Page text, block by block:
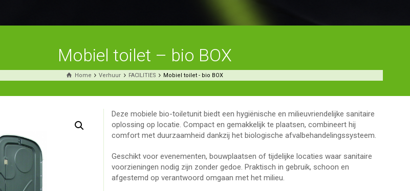
Mobiel toilet – bio BOX
Home Verhuur FACILITIES Mobiel toilet - bio BOX
Deze mobiele bio-toiletunit biedt een hygiënische en milieuvriendelijke sanitaire
oplossing op locatie. Compact en gemakkelijk te plaatsen, combineert hij
comfort met duurzaamheid dankzij het biologische afvalbehandelingssysteem.
Geschikt voor evenementen, bouwplaatsen of tijdelijke locaties waar sanitaire
voorzieningen nodig zijn zonder gedoe. Praktisch in gebruik, schoon en
afgestemd op verantwoord omgaan met het milieu.